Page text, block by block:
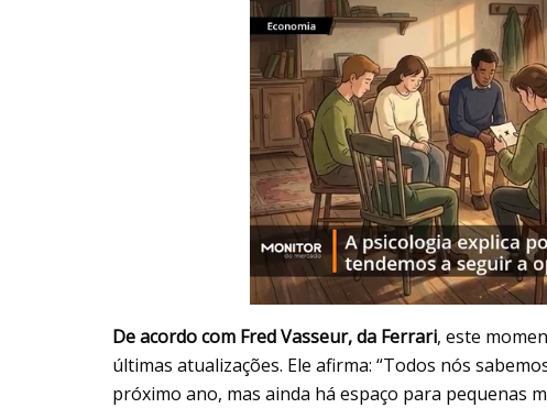
De acordo com Fred Vasseur, da Ferrari, este
últimas atualizações. Ele afirma: “Todos nós
próximo ano, mas ainda há espaço para pequenas